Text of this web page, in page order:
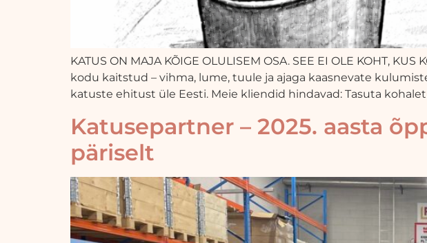
KATUS ON MAJA KÕIGE OLULISEM OSA. SEE EI OLE KOHT,
kodu kaitstud – vihma, lume, tuule ja ajaga kaasnevate
katuste ehitust üle Eesti. Meie kliendid hindavad: Tasuta
Katusepartner – 2025. aasta
päriselt